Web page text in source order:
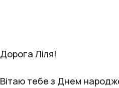
Дорога Ліля!
Вітаю тебе з Днем